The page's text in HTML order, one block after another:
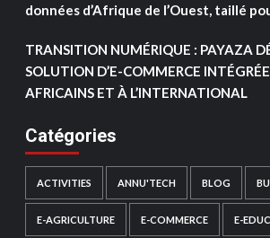
données d’Afrique de l’Ouest, taillé
TRANSITION NUMÉRIQUE : PAYAZA
SOLUTION D’E-COMMERCE
AFRICAINS ET À L’INTERNATIONAL
Catégories
ACTIVITIES ANNU'TECH BLOG
E-AGRICULTURE E-COMMERCE E-